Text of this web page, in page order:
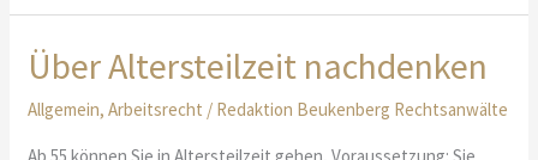
den
Versorgungsausgleich
beurteilt
Über Altersteilzeit nachdenken
Allgemein,Arbeitsrecht / Redaktion Beukenberg Rechtsanwälte
Ab 55 können Sie in Altersteilzeit gehen, Voraussetzung: Sie